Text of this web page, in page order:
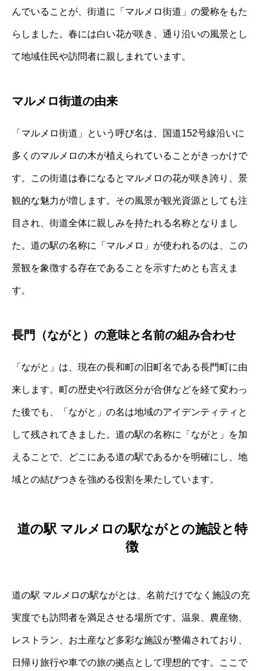
んでいることが、街道に「マルメロ街道」の愛称をもた
らしました。春には白い花が咲き、通り沿いの風景とし
て地域住民や訪問者に親しまれています。
マルメロ街道の由来
「マルメロ街道」という呼び名は、国道152号線沿いに
多くのマルメロの木が植えられていることがきっかけで
す。この街道は春になるとマルメロの花が咲き誇り、景
観的な魅力が増します。その風景が観光資源としても注
目され、街道全体に親しみを持たれる名称となりまし
た。道の駅の名称に「マルメロ」が使われるのは、この
景観を象徴する存在であることを示すためとも言えま
す。
長門（ながと）の意味と名前の組み合わせ
「ながと」は、現在の長和町の旧町名である長門町に由
来します。町の歴史や行政区分が合併などを経て変わっ
た後でも、「ながと」の名は地域のアイデンティティと
して残されてきました。道の駅の名称に「ながと」を加
えることで、どこにある道の駅であるかを明確にし、地
域との結びつきを強める役割を果たしています。
道の駅 マルメロの駅ながとの施設と特
徴
道の駅 マルメロの駅ながとは、名前だけでなく施設の充
実度でも訪問者を満足させる場所です。温泉、農産物、
レストラン、お土産など多彩な施設が整備されており、
日帰り旅行や車での旅の拠点として理想的です。ここで